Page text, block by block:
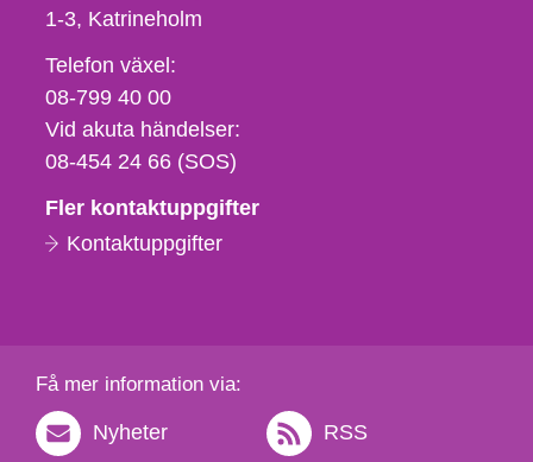
1-3 Katrineholm
Telefon,
fax
och
e-
Telefon växel:
08-799 40 00
Vid akuta händelser:
08-454 24 66 (SOS)
Fler kontaktuppgifter
Kontaktuppgifter
Få mer information via:
Nyheter RSS